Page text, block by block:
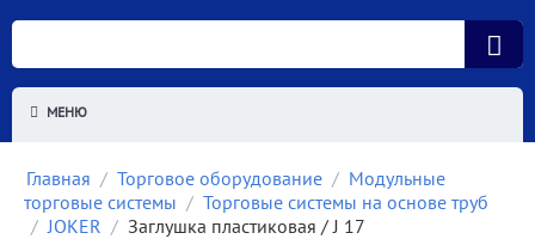
МЕНЮ
Главная / Торговое оборудование / Модульные
торговые системы / Торговые системы на основе труб
/ JOKER / Заглушка пластиковая / J 17